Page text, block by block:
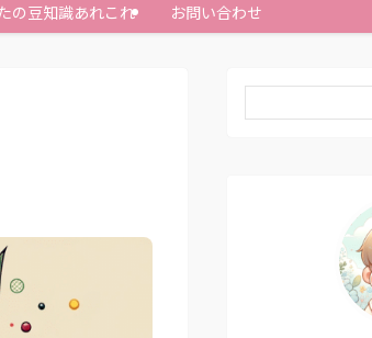
の豆知識あれこれ お問い合わせ